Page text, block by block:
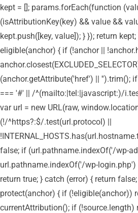
kept = []; params.forEach(function
(isAttributionKey(key) && value &&
kept.push([key, value]); } }); return
eligible(anchor) { if (!anchor ||
(anchor.getAttribute('href') || '').trim();
=== '#' || /^(mailto:|tel:|javascript:)/
var url = new URL(raw,
(!/^https?:$/.test(url.protocol) ||
false; if (url.pathname.indexOf('/wp-
url.pathname.indexOf('/wp-login.php')
return true; } catch (error) { return
protect(anchor) { if (!eligible(anchor))
currentAttribution(); if (!source.length)